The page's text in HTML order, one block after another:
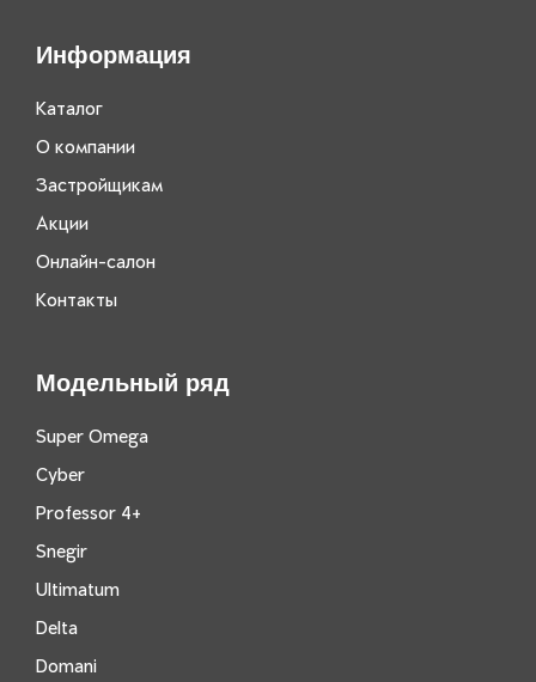
Информация
Каталог
О компании
Застройщикам
Акции
Онлайн-салон
Контакты
Модельный ряд
Super Omega
Cyber
Professor 4+
Snegir
Ultimatum
Delta
Domani